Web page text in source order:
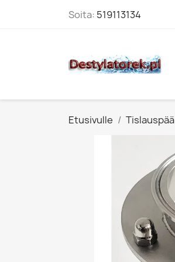
Soita: 519113134
Etusivulle Tislauspää